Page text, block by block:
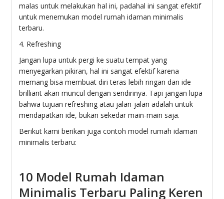
malas untuk melakukan hal ini, padahal ini sangat efektif
untuk menemukan model rumah idaman minimalis
terbaru.
4. Refreshing
Jangan lupa untuk pergi ke suatu tempat yang
menyegarkan pikiran, hal ini sangat efektif karena
memang bisa membuat diri teras lebih ringan dan ide
brilliant akan muncul dengan sendirinya. Tapi jangan lupa
bahwa tujuan refreshing atau jalan-jalan adalah untuk
mendapatkan ide, bukan sekedar main-main saja.
Berikut kami berikan juga contoh model rumah idaman
minimalis terbaru:
10 Model Rumah Idaman
Minimalis Terbaru Paling Keren